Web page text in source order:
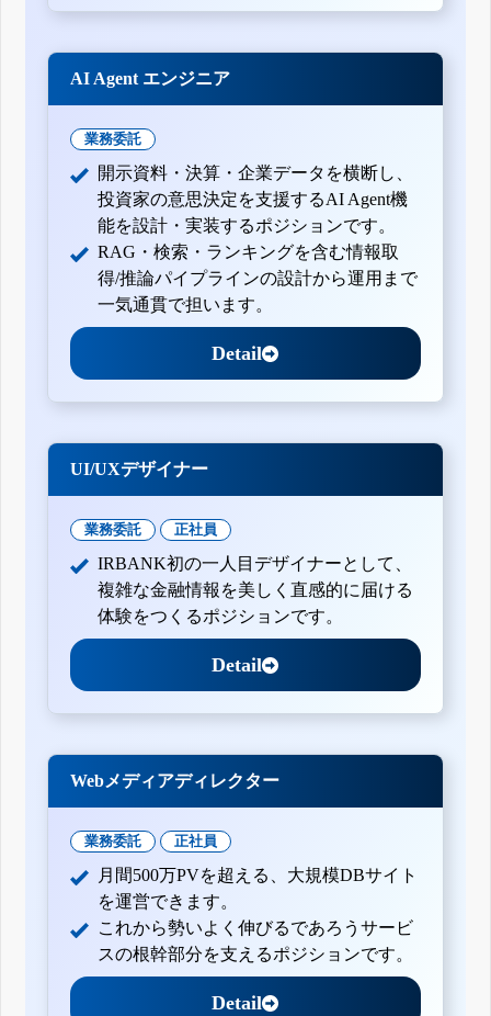
AI Agent エンジニア
業務委託
開示資料・決算・企業データを横断し、
投資家の意思決定を支援するAI Agent機
能を設計・実装するポジションです。
RAG・検索・ランキングを含む情報取
得/推論パイプラインの設計から運用まで
一気通貫で担います。
Detail
UI/UXデザイナー
業務委託 正社員
IRBANK初の一人目デザイナーとして、
複雑な金融情報を美しく直感的に届ける
体験をつくるポジションです。
Detail
Webメディアディレクター
業務委託 正社員
月間500万PVを超える、大規模DBサイト
を運営できます。
これから勢いよく伸びるであろうサービ
スの根幹部分を支えるポジションです。
Detail